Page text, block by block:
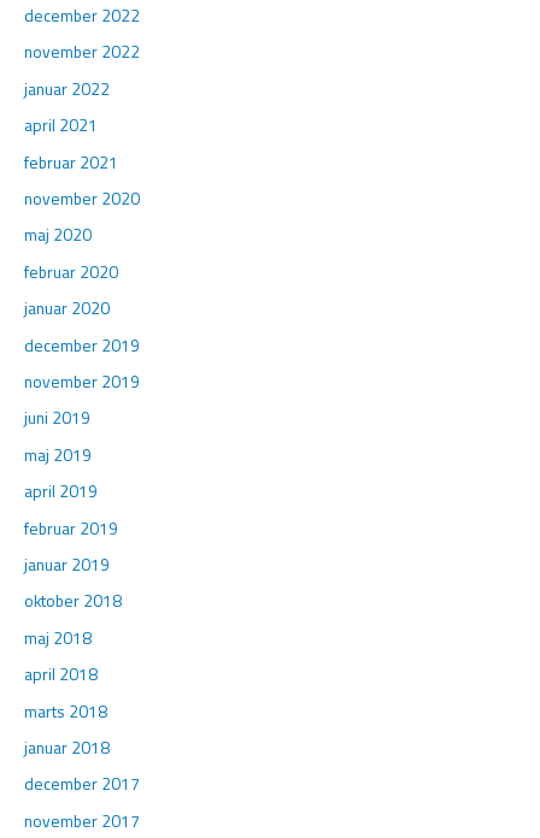
december 2022
november 2022
januar 2022
april 2021
februar 2021
november 2020
maj 2020
februar 2020
januar 2020
december 2019
november 2019
juni 2019
maj 2019
april 2019
februar 2019
januar 2019
oktober 2018
maj 2018
april 2018
marts 2018
januar 2018
december 2017
november 2017